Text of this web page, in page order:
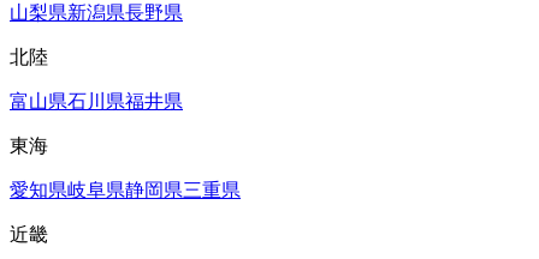
山梨県新潟県長野県
北陸
富山県石川県福井県
東海
愛知県岐阜県静岡県三重県
近畿